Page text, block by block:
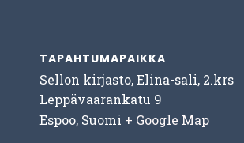
TAPAHTUMAPAIKKA
Sellon kirjasto, Elina-sali, 2.krs
Leppävaarankatu 9
Espoo, Suomi + Google Map